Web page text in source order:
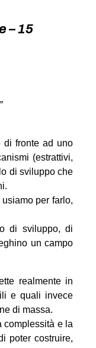
– 15
di fronte ad uno
(estrattivi,
di sviluppo che
per farlo,
di sviluppo, di
un campo
realmente in
e quali invece
di massa.
complessità e la
poter costruire,